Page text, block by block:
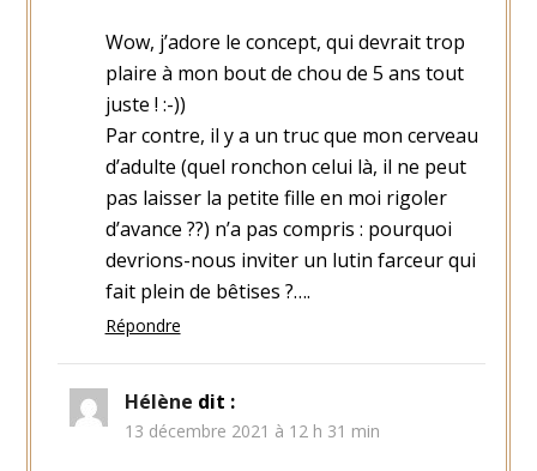
Wow, j’adore le concept, qui devrait trop
plaire à mon bout de chou de 5 ans tout
juste ! :-))
Par contre, il y a un truc que mon cerveau
d’adulte (quel ronchon celui là, il ne peut
pas laisser la petite fille en moi rigoler
d’avance ??) n’a pas compris : pourquoi
devrions-nous inviter un lutin farceur qui
fait plein de bêtises ?….
Répondre
Hélène dit :
13 décembre 2021 à 12 h 31 min